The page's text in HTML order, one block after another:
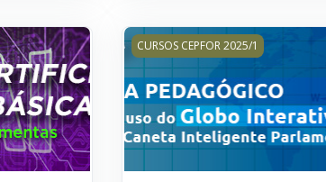
BÁSICA - Práticas Pedagógicas e
Guia pedagógico para uso do
CURSOS CEPFOR 2025/1